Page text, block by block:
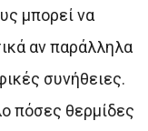
μπορεί να
αν παράλληλα
συνήθειες.
πόσες θερμίδες